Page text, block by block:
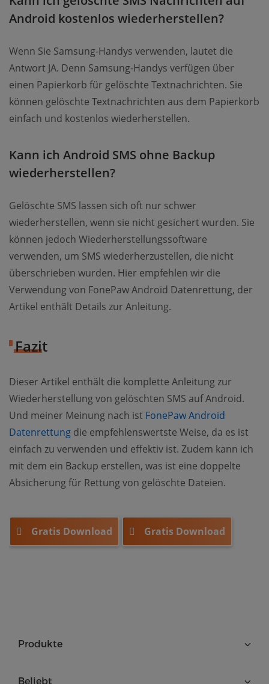
Android kostenlos wiederherstellen?
Wenn Sie Samsung-Handys verwenden, lautet die
Antwort JA. Denn Samsung-Handys verfügen über
einen Papierkorb für gelöschte Textnachrichten. Sie
können gelöschte Textnachrichten aus dem Papierkorb
einfach und kostenlos wiederherstellen.
Kann ich Android SMS ohne Backup
wiederherstellen?
Gelöschte SMS lassen sich oft nur schwer
wiederherstellen, wenn sie nicht gesichert wurden. Sie
können jedoch Wiederherstellungssoftware
verwenden, um SMS wiederherzustellen, die nicht
überschrieben wurden. Hier empfehlen wir die
Verwendung von FonePaw Android Datenrettung, der
Artikel enthält Details zur Anleitung.
Fazit
Dieser Artikel enthält die komplette Anleitung zur
Wiederherstellung von gelöschten SMS auf Android.
Und meiner Meinung nach ist FonePaw Android
Datenrettung die empfehlenswertste Weise, da es ist
einfach zu verwenden und effektiv ist. Zudem kann ich
mit dem ein Backup erstellen, was ist eine doppelte
Absicherung für Rettung von gelöschte Dateien.
Gratis Download Gratis Download
Produkte
Beliebt